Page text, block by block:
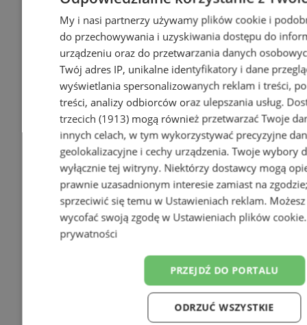
My i nasi partnerzy używamy plików cookie i
do przechowywania i uzyskiwania dostępu do
urządzeniu oraz do przetwarzania danych
Twój adres IP, unikalne identyfikatory i dane
wyświetlania spersonalizowanych reklam i treści,
treści, analizy odbiorców oraz ulepszania usług.
trzecich (1913) mogą również przetwarzać Twoje
innych celach, w tym wykorzystywać precyzyjne
geolokalizacyjne i cechy urządzenia. Twoje wybory
wyłącznie tej witryny. Niektórzy dostawcy mogą
prawnie uzasadnionym interesie zamiast na
sprzeciwić się temu w Ustawieniach reklam.
wycofać swoją zgodę w Ustawieniach plików cookie
prywatności
PRZEJDŹ DO PORTALU
ODRZUĆ WSZYSTKIE